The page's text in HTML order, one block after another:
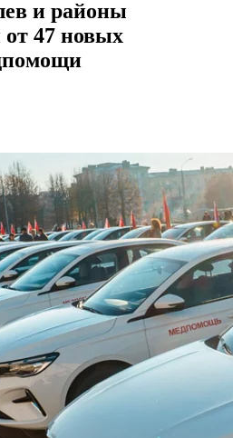
и районы
47 новых